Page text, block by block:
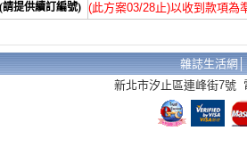
提供續訂編號) (此方案03/28止)以收到款項為
雜誌生活網
新北市汐止區連峰街7號